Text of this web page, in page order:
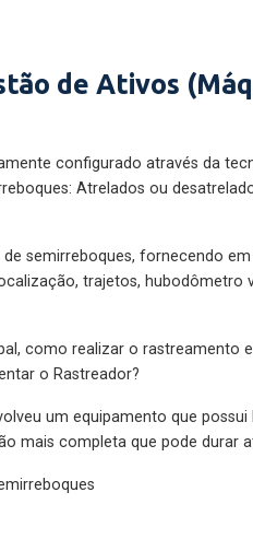
de Ativos
configurado através da
Atrelados ou
semirreboques, fornecendo em
trajetos, hubodômetro
como realizar o rastreamento e
o Rastreador?
um equipamento que possui
mais completa que pode durar